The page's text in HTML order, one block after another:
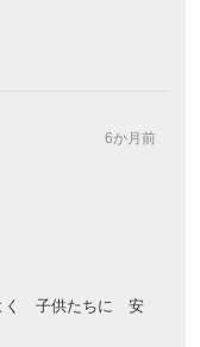
6か月前
く 子供たちに 安